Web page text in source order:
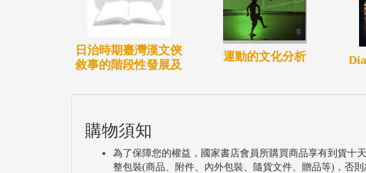
日治時期臺灣漢文俠
敘事的階段性發展及
運動的文化分析
購物須知
為了保障您的權益，國家書店會員所購買商品享有到貨十
整包裝(商品、附件、內外包裝、隨貨文件、贈品等)，否則